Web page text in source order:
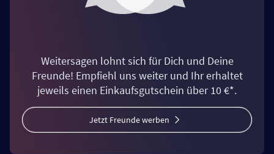
Weitersagen lohnt sich für Dich und Deine
Freunde! Empfiehl uns weiter und Ihr erhaltet
jeweils einen Einkaufsgutschein über 10 €*.
Jetzt Freunde werben